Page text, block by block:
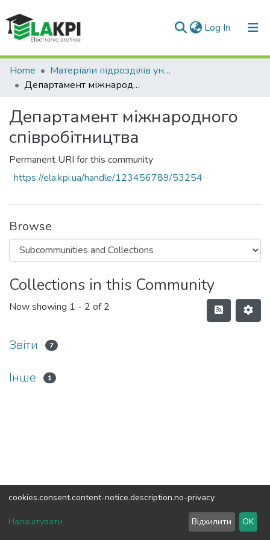
Log In (current)
Communities & Collections
All of DSpace
Statistics
Home
Матеріали підрозділів університету
Департамент міжнародного співробітництва
Департамент міжнародного
співробітництва
Permanent URI for this community
https://ela.kpi.ua/handle/123456789/53254
Browse
Collections in this Community
Now showing 1 - 2 of 2
Звіти 7
Інше 1
DSpace software copyright © 2002-2026LYRASIS
Send Feedback
cookies.consent.content-notice.description.no-privacy
Налаштувати Відхилити OK